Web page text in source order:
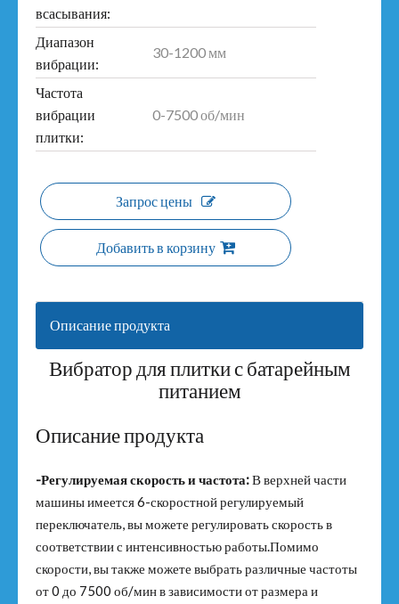
всасывания:
Диапазон
вибрации:
30-1200 мм
Частота
вибрации
плитки:
0-7500 об/мин
Запрос цены
Добавить в корзину
Описание продукта
Вибратор для плитки с батарейным
питанием
Описание продукта
-Регулируемая скорость и частота:В верхней части
машины имеется 6-скоростной регулируемый
переключатель, вы можете регулировать скорость в
соответствии с интенсивностью работы.Помимо
скорости, вы также можете выбрать различные частоты
от 0 до 7500 об/мин в зависимости от размера и